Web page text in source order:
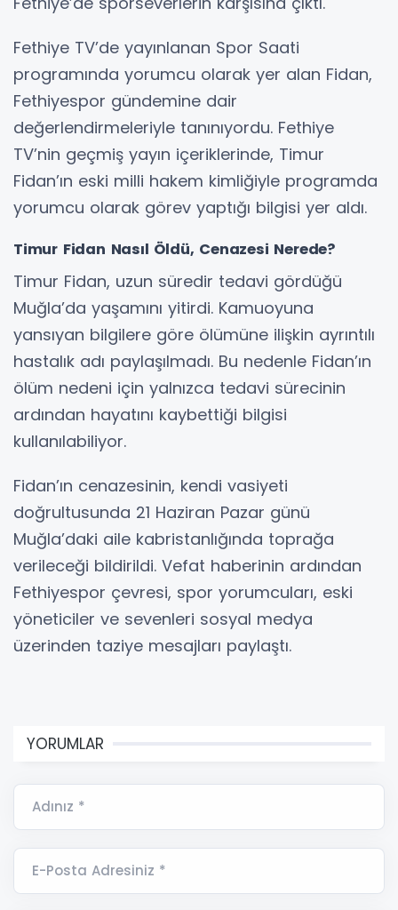
Fethiye TV’de yayınlanan Spor Saati
programında yorumcu olarak yer alan Fidan,
Fethiyespor gündemine dair
değerlendirmeleriyle tanınıyordu. Fethiye
TV’nin geçmiş yayın içeriklerinde, Timur
Fidan’ın eski milli hakem kimliğiyle programda
yorumcu olarak görev yaptığı bilgisi yer aldı.
Timur Fidan Nasıl Öldü, Cenazesi Nerede?
Timur Fidan, uzun süredir tedavi gördüğü
Muğla’da yaşamını yitirdi. Kamuoyuna
yansıyan bilgilere göre ölümüne ilişkin ayrıntılı
hastalık adı paylaşılmadı. Bu nedenle Fidan’ın
ölüm nedeni için yalnızca tedavi sürecinin
ardından hayatını kaybettiği bilgisi
kullanılabiliyor.
Fidan’ın cenazesinin, kendi vasiyeti
doğrultusunda 21 Haziran Pazar günü
Muğla’daki aile kabristanlığında toprağa
verileceği bildirildi. Vefat haberinin ardından
Fethiyespor çevresi, spor yorumcuları, eski
yöneticiler ve sevenleri sosyal medya
üzerinden taziye mesajları paylaştı.
YORUMLAR
Adınız *
E-Posta Adresiniz *